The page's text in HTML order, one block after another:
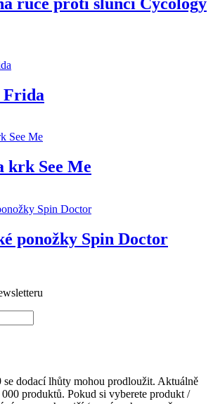
Frida
krk See Me
ponožky Spin Doctor
dodací lhůty mohou prodloužit. Aktuálně
000 produktů. Pokud si vyberete produkt /